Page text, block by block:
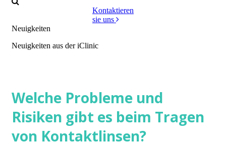
Kontaktieren
sie uns
Neuigkeiten
Neuigkeiten aus der iClinic
Welche Probleme und
Risiken gibt es beim Tragen
von Kontaktlinsen?